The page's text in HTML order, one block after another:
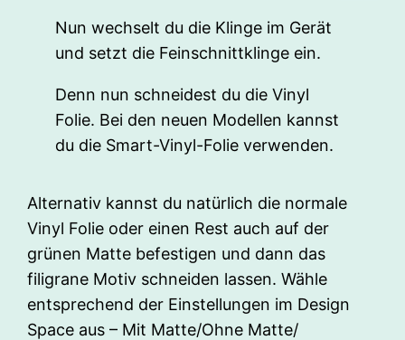
Nun wechselt du die Klinge im Gerät
und setzt die Feinschnittklinge ein.
Denn nun schneidest du die Vinyl
Folie. Bei den neuen Modellen kannst
du die Smart-Vinyl-Folie verwenden.
Alternativ kannst du natürlich die normale
Vinyl Folie oder einen Rest auch auf der
grünen Matte befestigen und dann das
filigrane Motiv schneiden lassen. Wähle
entsprechend der Einstellungen im Design
Space aus – Mit Matte/Ohne Matte/